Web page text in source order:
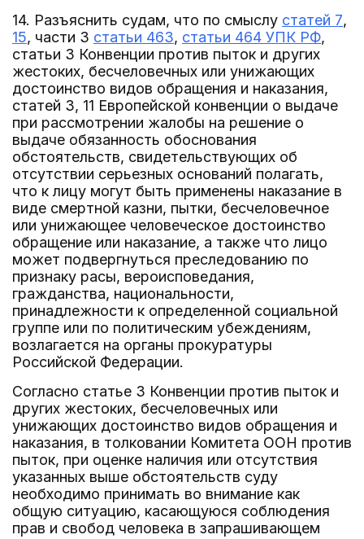
14. Разъяснить судам, что по смыслу статей 7,
15, части 3 статьи 463, статьи 464 УПК РФ,
статьи 3 Конвенции против пыток и других
жестоких, бесчеловечных или унижающих
достоинство видов обращения и наказания,
статей 3, 11 Европейской конвенции о выдаче
при рассмотрении жалобы на решение о
выдаче обязанность обоснования
обстоятельств, свидетельствующих об
отсутствии серьезных оснований полагать,
что к лицу могут быть применены наказание в
виде смертной казни, пытки, бесчеловечное
или унижающее человеческое достоинство
обращение или наказание, а также что лицо
может подвергнуться преследованию по
признаку расы, вероисповедания,
гражданства, национальности,
принадлежности к определенной социальной
группе или по политическим убеждениям,
возлагается на органы прокуратуры
Российской Федерации.
Согласно статье 3 Конвенции против пыток и
других жестоких, бесчеловечных или
унижающих достоинство видов обращения и
наказания, в толковании Комитета ООН против
пыток, при оценке наличия или отсутствия
указанных выше обстоятельств суду
необходимо принимать во внимание как
общую ситуацию, касающуюся соблюдения
прав и свобод человека в запрашивающем